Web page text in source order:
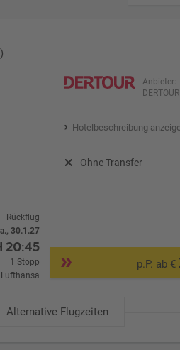
Anbieter:
DERTOUR
Hotelbeschreibung
Ohne Transfer
Rückflug
30.1.27
20:45
1 Stopp
Lufthansa
p.P. ab €
Alternative Flugzeiten